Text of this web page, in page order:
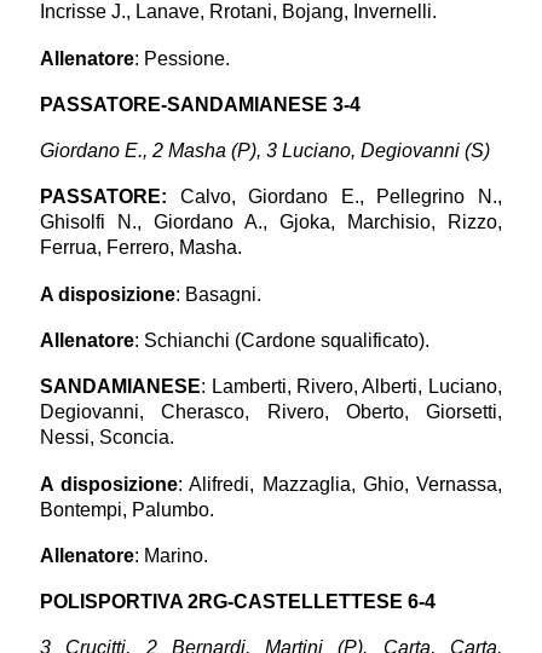
Incrisse J., Lanave, Rrotani, Bojang, Invernelli.
Allenatore: Pessione.
PASSATORE-SANDAMIANESE 3-4
Giordano E., 2 Masha (P), 3 Luciano, Degiovanni (S)
PASSATORE: Calvo, Giordano E., Pellegrino N.,
Ghisolfi N., Giordano A., Gjoka, Marchisio, Rizzo,
Ferrua, Ferrero, Masha.
A disposizione: Basagni.
Allenatore: Schianchi (Cardone squalificato).
SANDAMIANESE: Lamberti, Rivero, Alberti, Luciano,
Degiovanni, Cherasco, Rivero, Oberto, Giorsetti,
Nessi, Sconcia.
A disposizione: Alifredi, Mazzaglia, Ghio, Vernassa,
Bontempi, Palumbo.
Allenatore: Marino.
POLISPORTIVA 2RG-CASTELLETTESE 6-4
3 Crucitti, 2 Bernardi, Martini (P), Carta, Carta,